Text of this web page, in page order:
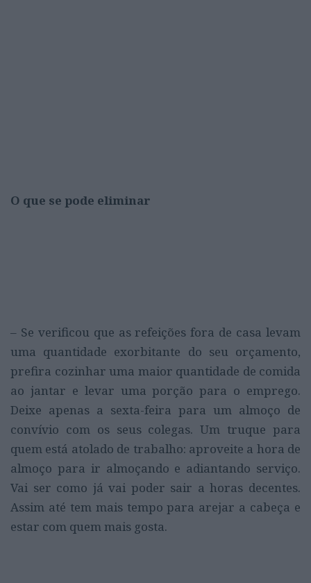
O que se pode eliminar
– Se verificou que as refeições fora de casa levam
uma quantidade exorbitante do seu orçamento,
prefira cozinhar uma maior quantidade de comida
ao jantar e levar uma porção para o emprego.
Deixe apenas a sexta-feira para um almoço de
convívio com os seus colegas. Um truque para
quem está atolado de trabalho: aproveite a hora de
almoço para ir almoçando e adiantando serviço.
Vai ser como já vai poder sair a horas decentes.
Assim até tem mais tempo para arejar a cabeça e
estar com quem mais gosta.